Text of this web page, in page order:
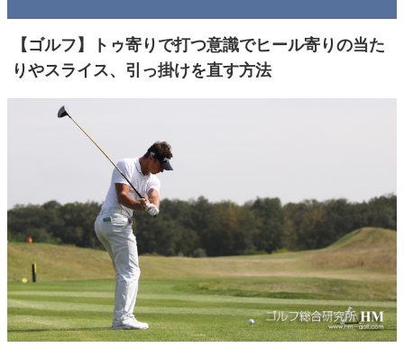
【ゴルフ】トゥ寄りで打つ意識でヒール寄りの当た
りやスライス、引っ掛けを直す方法